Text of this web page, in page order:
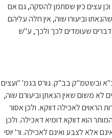
עצים כיון שסתמן להסקה, גם אם
וביעורו שוה, אין חלה עליהם
שעומדים לכך ולכך, ע"ש
ובשטמ"ק בב"ק. גורס בגמ' "ועצים
לא משום שאין הנאתן וביעורם שוה,
לאכילה דווקא. ולכן אסור
הוא דווקא דומיא דאכילה. ולכן
אלא לצבע ואינם לאכילה. ור' יוסי